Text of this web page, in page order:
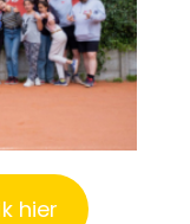
hier